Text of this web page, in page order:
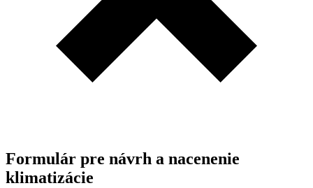
Formulár pre návrh a nacenenie
klimatizácie